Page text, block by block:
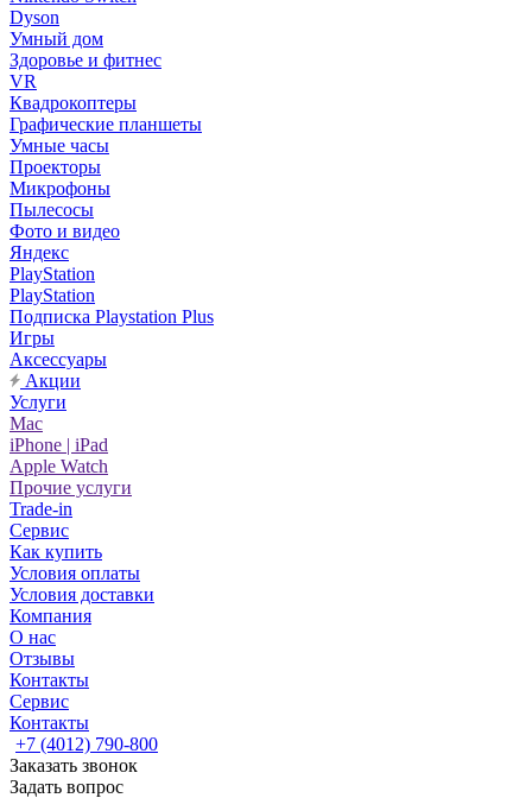
Dyson
Умный дом
Здоровье и фитнес
VR
Квадрокоптеры
Графические планшеты
Умные часы
Проекторы
Микрофоны
Пылесосы
Фото и видео
Яндекс
PlayStation
PlayStation
Подписка Playstation Plus
Игры
Аксессуары
Акции
Услуги
Mac
iPhone | iPad
Apple Watch
Прочие услуги
Trade-in
Сервис
Как купить
Условия оплаты
Условия доставки
Компания
О нас
Отзывы
Контакты
Сервис
Контакты
+7 (4012) 790-800
Заказать звонок
Задать вопрос